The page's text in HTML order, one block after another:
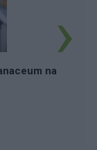
na›